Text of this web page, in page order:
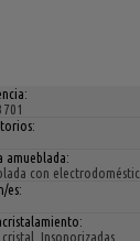
amueblada:
con
es:
Insonorizadas